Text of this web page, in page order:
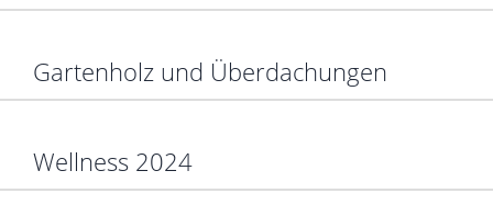
Gartenholz und Überdachungen
Wellness 2024